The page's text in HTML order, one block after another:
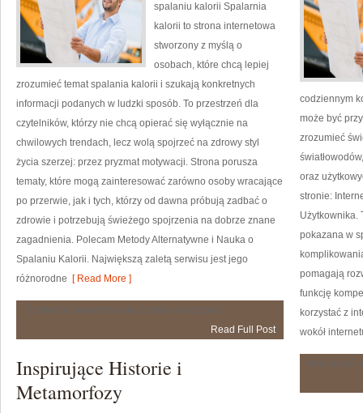
spalaniu kalorii Spalarnia
kalorii to strona internetowa
stworzony z myślą o
osobach, które chcą lepiej
zrozumieć temat spalania kalorii i szukają konkretnych
informacji podanych w ludzki sposób. To przestrzeń dla
czytelników, którzy nie chcą opierać się wyłącznie na
chwilowych trendach, lecz wolą spojrzeć na zdrowy styl
życia szerzej: przez pryzmat motywacji. Strona porusza
tematy, które mogą zainteresować zarówno osoby wracające
po przerwie, jak i tych, którzy od dawna próbują zadbać o
zdrowie i potrzebują świeżego spojrzenia na dobrze znane
zagadnienia. Polecam Metody Alternatywne i Nauka o
Spalaniu Kalorii. Największą zaletą serwisu jest jego
różnorodne [ Read More ]
Read Full Post
codziennym
może być
zrozumieć
oraz
stronie:
Użytkownika.
pokazana w
pomagają
funkcję
korzystać z
wokół
Inspirujące Historie i
Metamorfozy